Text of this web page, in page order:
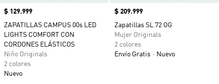
Precio
$ 129.999
ZAPATILLAS CAMPUS 00s LED
LIGHTS COMFORT CON
CORDONES ELÁSTICOS
Niño Originals
2 colores
Nuevo
Precio
$ 209.999
Zapatillas SL 72 OG
Mujer Originals
2 colores
Envío Gratis
Nuevo